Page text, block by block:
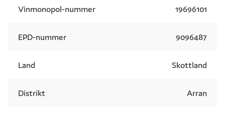
Vinmonopol-nummer 19696101
EPD-nummer 9096487
Land Skottland
Distrikt Arran